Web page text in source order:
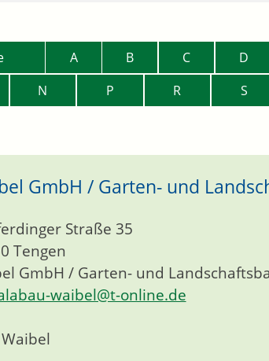
A B C D
N P R S
GmbH / Garten- und
GmbH / Garten- und
Straße 35
Tengen
waibel@t-online.de